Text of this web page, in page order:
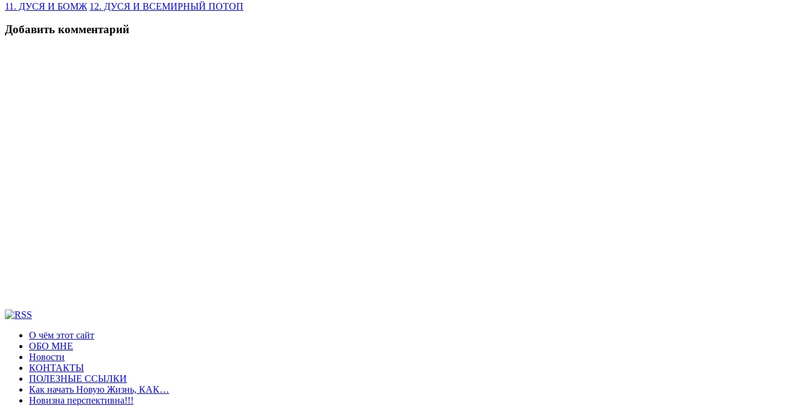
11. ДУСЯ И БОМЖ 12. ДУСЯ И ВСЕМИРНЫЙ ПОТОП
Добавить комментарий
О чём этот сайт
ОБО МНЕ
Новости
КОНТАКТЫ
ПОЛЕЗНЫЕ ССЫЛКИ
Как начать Новую Жизнь, КАК…
Новизна перспективна!!!